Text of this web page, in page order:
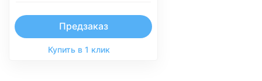
Предзаказ
Купить в 1 клик